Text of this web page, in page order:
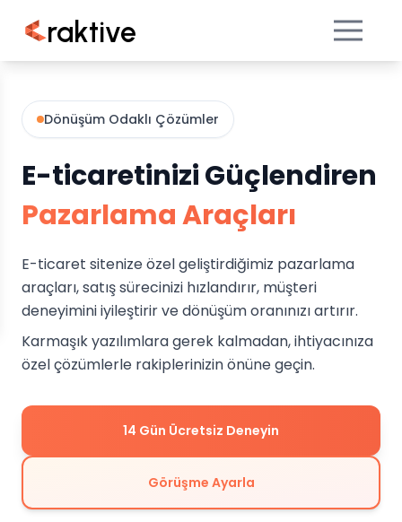
raktive
Dönüşüm Odaklı Çözümler
E-ticaretinizi Güçlendiren
Pazarlama Araçları
E-ticaret sitenize özel geliştirdiğimiz pazarlama
araçları, satış sürecinizi hızlandırır, müşteri
deneyimini iyileştirir ve dönüşüm oranınızı artırır.
Karmaşık yazılımlara gerek kalmadan, ihtiyacınıza
özel çözümlerle rakiplerinizin önüne geçin.
14 Gün Ücretsiz Deneyin
Görüşme Ayarla